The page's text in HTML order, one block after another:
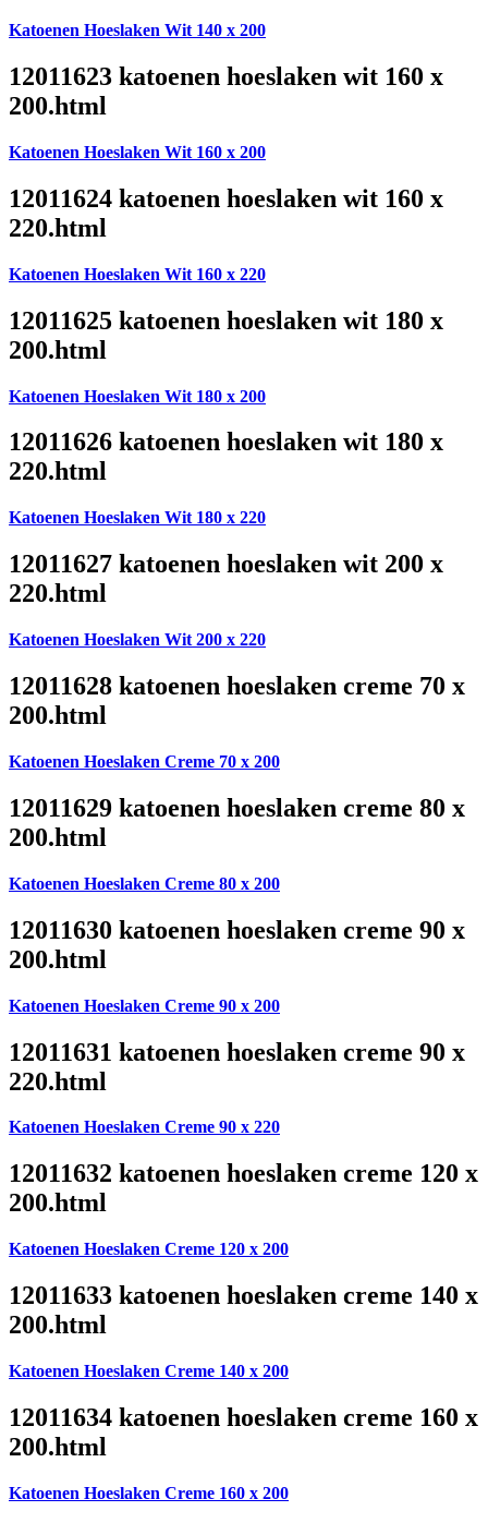
Katoenen Hoeslaken Wit 140 x 200
12011623 katoenen hoeslaken wit 160 x
200.html
Katoenen Hoeslaken Wit 160 x 200
12011624 katoenen hoeslaken wit 160 x
220.html
Katoenen Hoeslaken Wit 160 x 220
12011625 katoenen hoeslaken wit 180 x
200.html
Katoenen Hoeslaken Wit 180 x 200
12011626 katoenen hoeslaken wit 180 x
220.html
Katoenen Hoeslaken Wit 180 x 220
12011627 katoenen hoeslaken wit 200 x
220.html
Katoenen Hoeslaken Wit 200 x 220
12011628 katoenen hoeslaken creme 70 x
200.html
Katoenen Hoeslaken Creme 70 x 200
12011629 katoenen hoeslaken creme 80 x
200.html
Katoenen Hoeslaken Creme 80 x 200
12011630 katoenen hoeslaken creme 90 x
200.html
Katoenen Hoeslaken Creme 90 x 200
12011631 katoenen hoeslaken creme 90 x
220.html
Katoenen Hoeslaken Creme 90 x 220
12011632 katoenen hoeslaken creme 120 x
200.html
Katoenen Hoeslaken Creme 120 x 200
12011633 katoenen hoeslaken creme 140 x
200.html
Katoenen Hoeslaken Creme 140 x 200
12011634 katoenen hoeslaken creme 160 x
200.html
Katoenen Hoeslaken Creme 160 x 200